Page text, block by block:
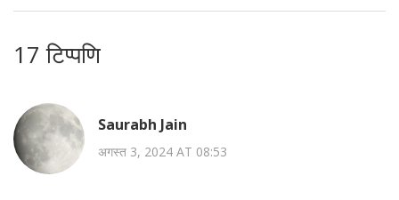
17 टिप्पणि
Saurabh Jain
अगस्त 3, 2024 AT 08:53